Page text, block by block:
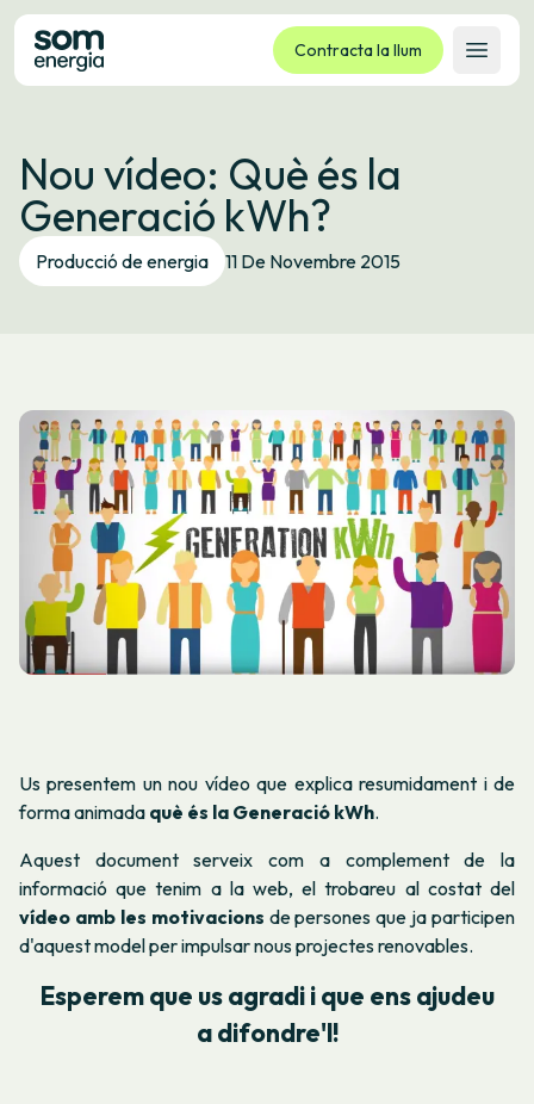
Contracta la llum
Obrir
Tarifes
Serveis
Empreses
La cooperativa
Idioma: ES CA GL EU
Nou vídeo: Què és la
Generació kWh?
Producció de energia 11 De Novembre 2015
Us presentem un nou vídeo que explica resumidament i de
forma animada què és la Generació kWh.
Aquest document serveix com a complement de la
informació que tenim a la web, el trobareu al costat del
vídeo amb les motivacions de persones que ja participen
d'aquest model per impulsar nous projectes renovables.
Esperem que us agradi i que ens ajudeu
a difondre'l!